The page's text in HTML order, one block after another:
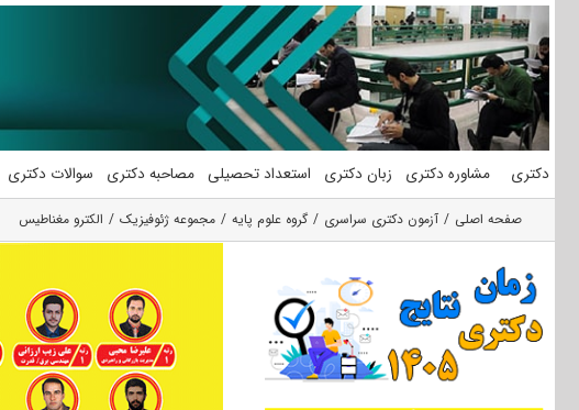
محتوا
دکتری مشاوره دکتری زبان دکتری استعداد تحصیلی مصاحبه دکتری سوالات دکتری
صفحه اصلی آزمون دکتری سراسری گروه علوم پايه مجموعه ژئوفیزیک الکترو مغناطیس